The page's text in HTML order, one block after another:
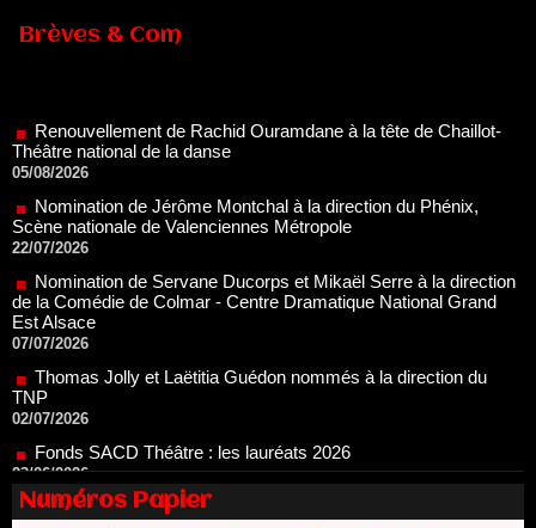
Brèves & Com
05/08/2026
Nomination de Jérôme Montchal à la direction du Phénix,
Scène nationale de Valenciennes Métropole
22/07/2026
Nomination de Servane Ducorps et Mikaël Serre à la direction
de la Comédie de Colmar - Centre Dramatique National Grand
Est Alsace
07/07/2026
Thomas Jolly et Laëtitia Guédon nommés à la direction du
TNP
02/07/2026
Fonds SACD Théâtre : les lauréats 2026
23/06/2026
Dispositif ARTCENA Écrire pour le cirque, les lauréats 2026 !
20/06/2026
Le palmarès des prix SACD 2026
Numéros Papier